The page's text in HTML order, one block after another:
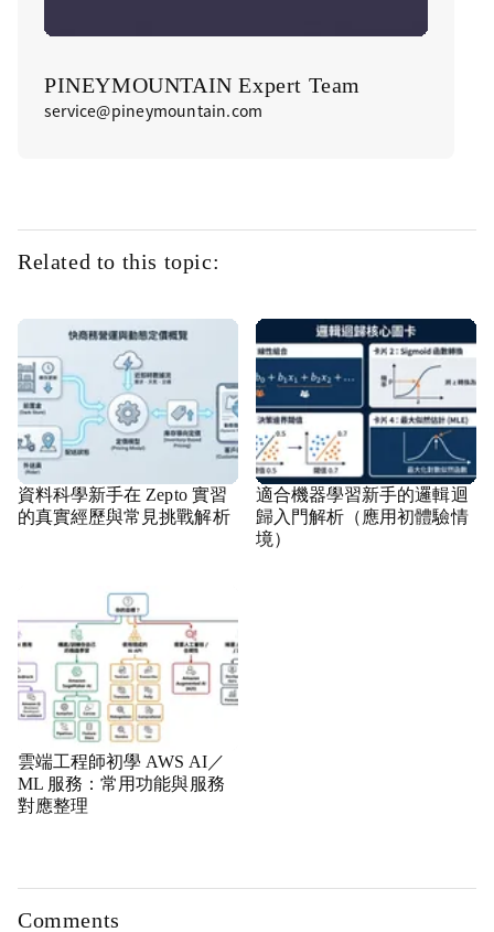
PINEYMOUNTAIN Expert Team
service@pineymountain.com
Related to this topic:
資料科學新手在 Zepto 實習
的真實經歷與常見挑戰解析
適合機器學習新手的邏輯迴
歸入門解析（應用初體驗情
境）
雲端工程師初學 AWS AI／
ML 服務：常用功能與服務
對應整理
Comments